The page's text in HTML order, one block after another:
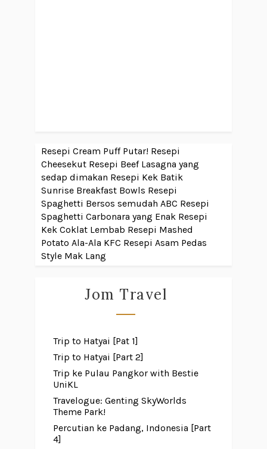
Resepi Cream Puff Putar! Resepi
Cheesekut Resepi Beef Lasagna yang
sedap dimakan Resepi Kek Batik
Sunrise Breakfast Bowls Resepi
Spaghetti Bersos semudah ABC Resepi
Spaghetti Carbonara yang Enak Resepi
Kek Coklat Lembab Resepi Mashed
Potato Ala-Ala KFC Resepi Asam Pedas
Style Mak Lang
Jom Travel
Trip to Hatyai [Pat 1]
Trip to Hatyai [Part 2]
Trip ke Pulau Pangkor with Bestie
UniKL
Travelogue: Genting SkyWorlds
Theme Park!
Percutian ke Padang, Indonesia [Part
4]